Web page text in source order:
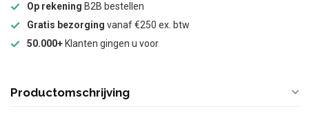
Op rekening B2B bestellen
Gratis bezorging vanaf €250 ex. btw
50.000+ Klanten gingen u voor
Productomschrijving